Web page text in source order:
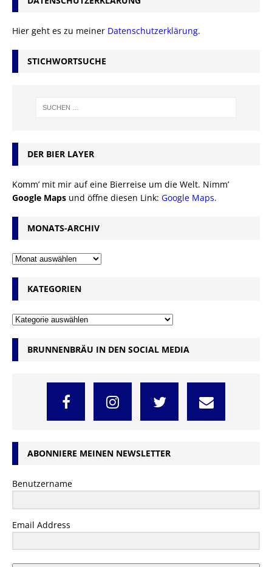
Hier geht es zu meiner Datenschutzerklärung.
STICHWORTSUCHE
DER BIER LAYER
Komm’ mit mir auf eine Bierreise um die Welt. Nimm’
Google Maps und öffne diesen Link: Google Maps.
MONATS-ARCHIV
KATEGORIEN
BRUNNENBRÄU IN DEN SOCIAL MEDIA
ABONNIERE MEINEN NEWSLETTER
Benutzername
Email Address